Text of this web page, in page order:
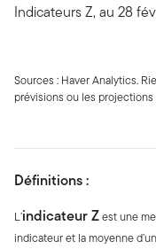
Indicateurs Z, au 28
Sources : Haver Analytics.
prévisions ou les
Définitions :
L’indicateur Zest une
indicateur et la moyenne